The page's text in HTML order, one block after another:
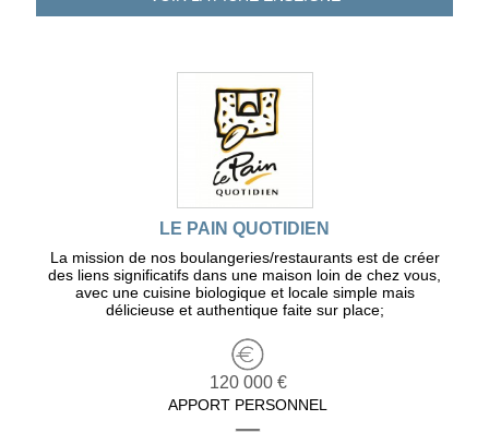
LE PAIN QUOTIDIEN
La mission de nos boulangeries/restaurants est de créer
des liens significatifs dans une maison loin de chez vous,
avec une cuisine biologique et locale simple mais
délicieuse et authentique faite sur place;
120 000 €
APPORT PERSONNEL